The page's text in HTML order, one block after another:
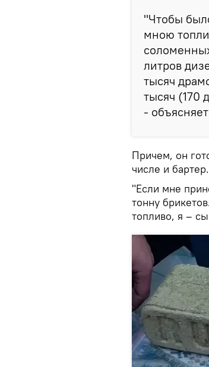
"Чтобы
мною
литров
тысяч
тысяч (170
-
Причем, он
числе и бартер.
"Если мне
тонну
топливо, я –